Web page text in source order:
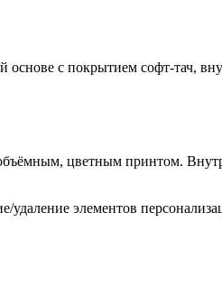
с покрытием софт-тач,
цветным принтом.
элементов